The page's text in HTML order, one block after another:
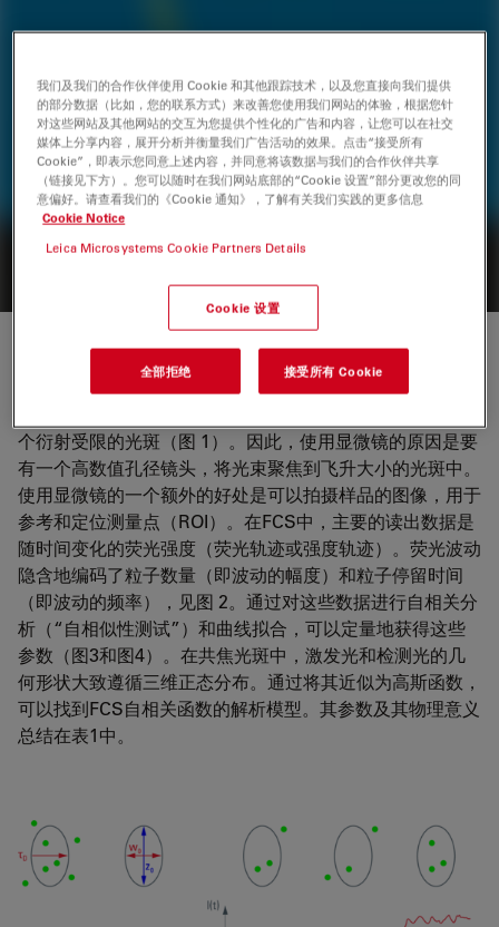
STELLARIS
STELLARIS共聚焦显微镜可与所有徕卡模块（包括FLIM、
STED、MP、DLS和CRS）结合使用。
FCS——方法论
个衍射受限的光斑（图 1）。因此，使用显微镜的原因是要
有一个高数值孔径镜头，将光束聚焦到飞升大小的光斑中。
使用显微镜的一个额外的好处是可以拍摄样品的图像，用于
参考和定位测量点（ROI）。在FCS中，主要的读出数据是
随时间变化的荧光强度（荧光轨迹或强度轨迹）。荧光波动
隐含地编码了粒子数量（即波动的幅度）和粒子停留时间
（即波动的频率），见图 2。通过对这些数据进行自相关分
析（“自相似性测试”）和曲线拟合，可以定量地获得这些
参数（图3和图4）。在共焦光斑中，激发光和检测光的几
何形状大致遵循三维正态分布。通过将其近似为高斯函数，
可以找到FCS自相关函数的解析模型。其参数及其物理意义
总结在表1中。
我们及我们的合作伙伴使用 Cookie 和其他跟踪技术，以及您直接向我们提供
的部分数据（比如，您的联系方式）来改善您使用我们网站的体验，根据您针
对这些网站及其他网站的交互为您提供个性化的广告和内容，让您可以在社交
媒体上分享内容，展开分析并衡量我们广告活动的效果。点击“接受所有
Cookie”，即表示您同意上述内容，并同意将该数据与我们的合作伙伴共享
（链接见下方）。您可以随时在我们网站底部的“Cookie 设置”部分更改您的同
意偏好。请查看我们的《Cookie 通知》，了解有关我们实践的更多信息
Cookie Notice
Leica Microsystems Cookie Partners Details
Cookie 设置
全部拒绝 接受所有 Cookie